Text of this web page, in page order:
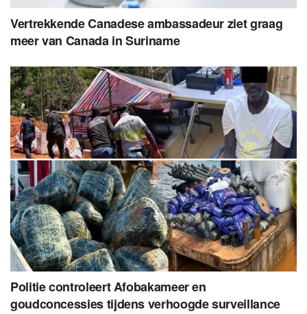
Vertrekkende Canadese ambassadeur ziet graag
meer van Canada in Suriname
Politie controleert Afobakameer en
goudconcessies tijdens verhoogde surveillance